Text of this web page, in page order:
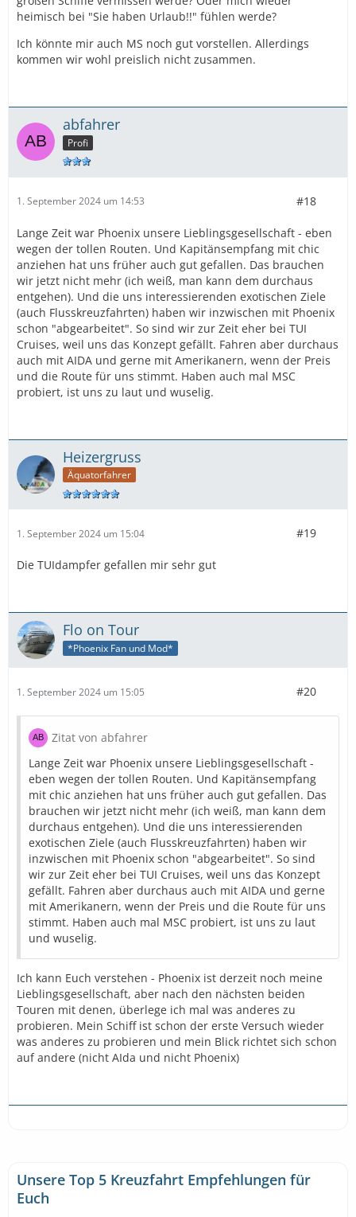
heimisch bei "Sie haben Urlaub!!" fühlen werde?
Ich könnte mir auch MS noch gut vorstellen. Allerdings
kommen wir wohl preislich nicht zusammen.
abfahrer
Profi
1. September 2024 um 14:53 #18
Lange Zeit war Phoenix unsere Lieblingsgesellschaft - eben
wegen der tollen Routen. Und Kapitänsempfang mit chic
anziehen hat uns früher auch gut gefallen. Das brauchen
wir jetzt nicht mehr (ich weiß, man kann dem durchaus
entgehen). Und die uns interessierenden exotischen Ziele
(auch Flusskreuzfahrten) haben wir inzwischen mit Phoenix
schon "abgearbeitet". So sind wir zur Zeit eher bei TUI
Cruises, weil uns das Konzept gefällt. Fahren aber durchaus
auch mit AIDA und gerne mit Amerikanern, wenn der Preis
und die Route für uns stimmt. Haben auch mal MSC
probiert, ist uns zu laut und wuselig.
Heizergruss
Äquatorfahrer
1. September 2024 um 15:04 #19
Die TUIdampfer gefallen mir sehr gut
Flo on Tour
*Phoenix Fan und Mod*
1. September 2024 um 15:05 #20
Zitat von abfahrer
Lange Zeit war Phoenix unsere Lieblingsgesellschaft -
eben wegen der tollen Routen. Und Kapitänsempfang
mit chic anziehen hat uns früher auch gut gefallen. Das
brauchen wir jetzt nicht mehr (ich weiß, man kann dem
durchaus entgehen). Und die uns interessierenden
exotischen Ziele (auch Flusskreuzfahrten) haben wir
inzwischen mit Phoenix schon "abgearbeitet". So sind
wir zur Zeit eher bei TUI Cruises, weil uns das Konzept
gefällt. Fahren aber durchaus auch mit AIDA und gerne
mit Amerikanern, wenn der Preis und die Route für uns
stimmt. Haben auch mal MSC probiert, ist uns zu laut
und wuselig.
Ich kann Euch verstehen - Phoenix ist derzeit noch meine
Lieblingsgesellschaft, aber nach den nächsten beiden
Touren mit denen, überlege ich mal was anderes zu
probieren. Mein Schiff ist schon der erste Versuch wieder
was anderes zu probieren und mein Blick richtet sich schon
auf andere (nicht AIda und nicht Phoenix)
Unsere Top 5 Kreuzfahrt Empfehlungen für
Euch